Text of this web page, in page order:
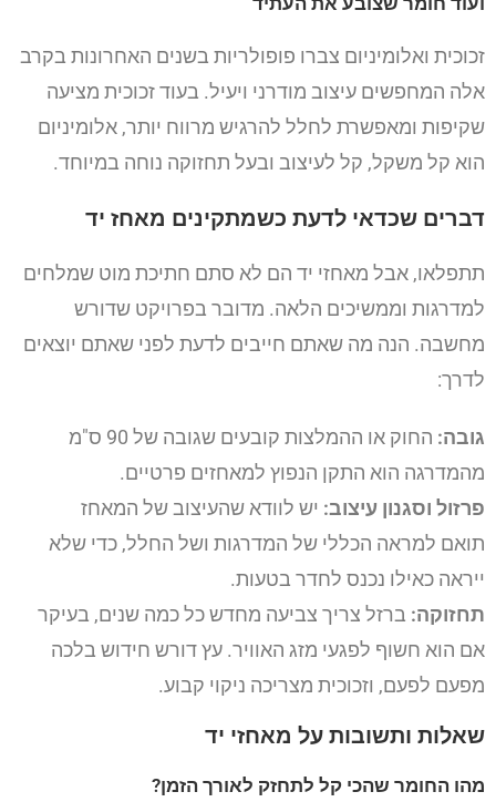
זכוכית ואלומיניום צברו פופולריות בשנים האחרונות בקרב
אלה המחפשים עיצוב מודרני ויעיל. בעוד זכוכית מציעה
שקיפות ומאפשרת לחלל להרגיש מרווח יותר, אלומיניום
הוא קל משקל, קל לעיצוב ובעל תחזוקה נוחה במיוחד.
דברים שכדאי לדעת כשמתקינים מאחז יד
תתפלאו, אבל מאחזי יד הם לא סתם חתיכת מוט שמלחים
למדרגות וממשיכים הלאה. מדובר בפרויקט שדורש
מחשבה. הנה מה שאתם חייבים לדעת לפני שאתם יוצאים
לדרך:
גובה:
החוק או ההמלצות קובעים שגובה של 90 ס"מ
מהמדרגה הוא התקן הנפוץ למאחזים פרטיים.
פרזול וסגנון עיצוב: יש לוודא שהעיצוב של המאחז
תואם למראה הכללי של המדרגות ושל החלל, כדי שלא
ייראה כאילו נכנס לחדר בטעות.
תחזוקה: ברזל צריך צביעה מחדש כל כמה שנים, בעיקר
אם הוא חשוף לפגעי מזג האוויר. עץ דורש חידוש בלכה
מפעם לפעם, וזכוכית מצריכה ניקוי קבוע.
שאלות ותשובות על מאחזי יד
מהו החומר שהכי קל לתחזק לאורך הזמן?